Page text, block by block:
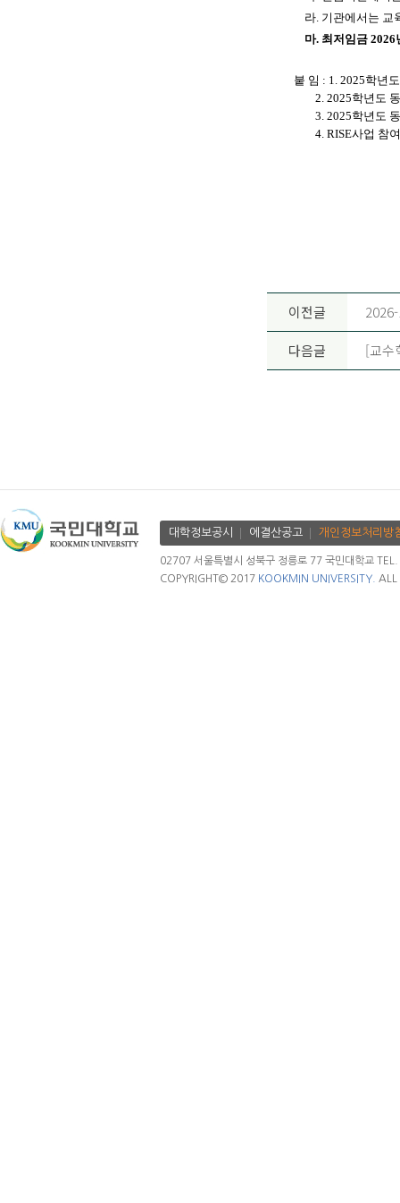
라. 기관에서는 교
마. 최저임금
붙 임 : 1. 2025학년
2. 2025학년도 동
3. 2025학년도 동
4. RISE사업 참여
이전글
다음글 [교수
대학정보공시 에결산공고 개인정보처리방
02707 서울특별시 성북구 정릉로 77 국민대학교
COPYRIGHT© 2017 KOOKMIN UNIVERSITY. ALL